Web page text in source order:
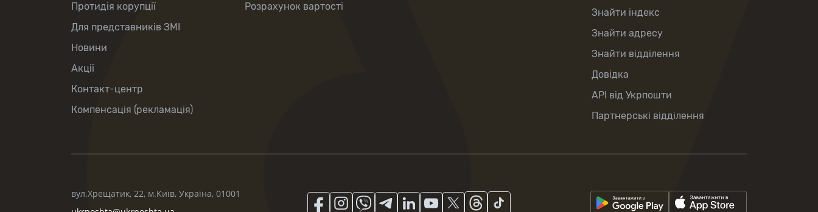
Протидія корупції
Для представників ЗМІ
Новини
Акції
Контакт-центр
Компенсація (рекламація)
Розрахунок вартості
Знайти індекс
Знайти адресу
Знайти відділення
Довідка
API від Укрпошти
Партнерські відділення
вул.Хрещатик, 22, м.Київ, Україна, 01001